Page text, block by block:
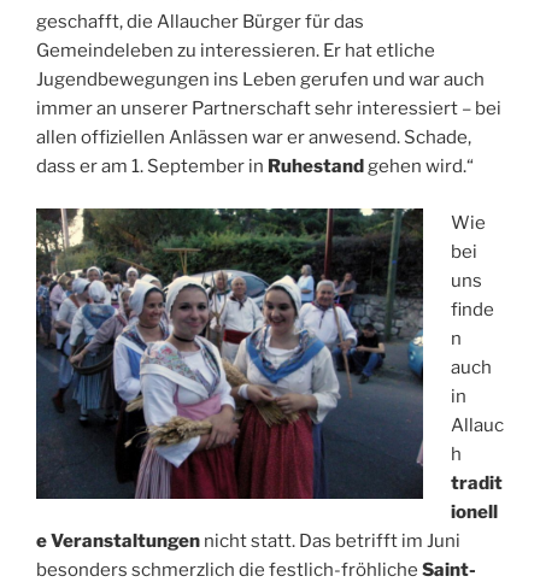
geschafft, die Allaucher Bürger für das
Gemeindeleben zu interessieren. Er hat etliche
Jugendbewegungen ins Leben gerufen und war auch
immer an unserer Partnerschaft sehr interessiert – bei
allen offiziellen Anlässen war er anwesend. Schade,
dass er am 1. September in Ruhestand gehen wird.“
Wie
bei
uns
finde
n
auch
in
Allauc
h
tradit
ionell
e Veranstaltungen nicht statt. Das betrifft im Juni
besonders schmerzlich die festlich-fröhliche Saint-